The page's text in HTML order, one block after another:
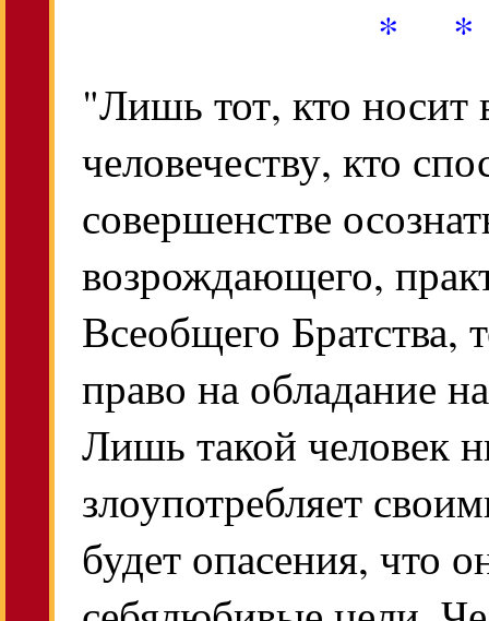
*
"Лишь тот, кто носит
человечеству, кто
совершенстве
возрождающего,
Всеобщего Братства,
право на обладание
Лишь такой человек
злоупотребляет
будет опасения, что